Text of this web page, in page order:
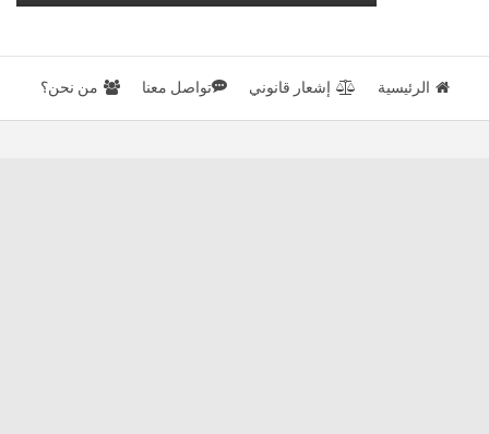
الرئيسية إشعار قانوني تواصل معنا من نحن؟